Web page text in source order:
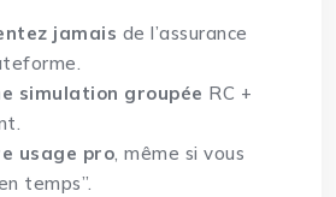
jamais de l’assurance
simulation groupée RC +
usage pro, même si vous
temps”.